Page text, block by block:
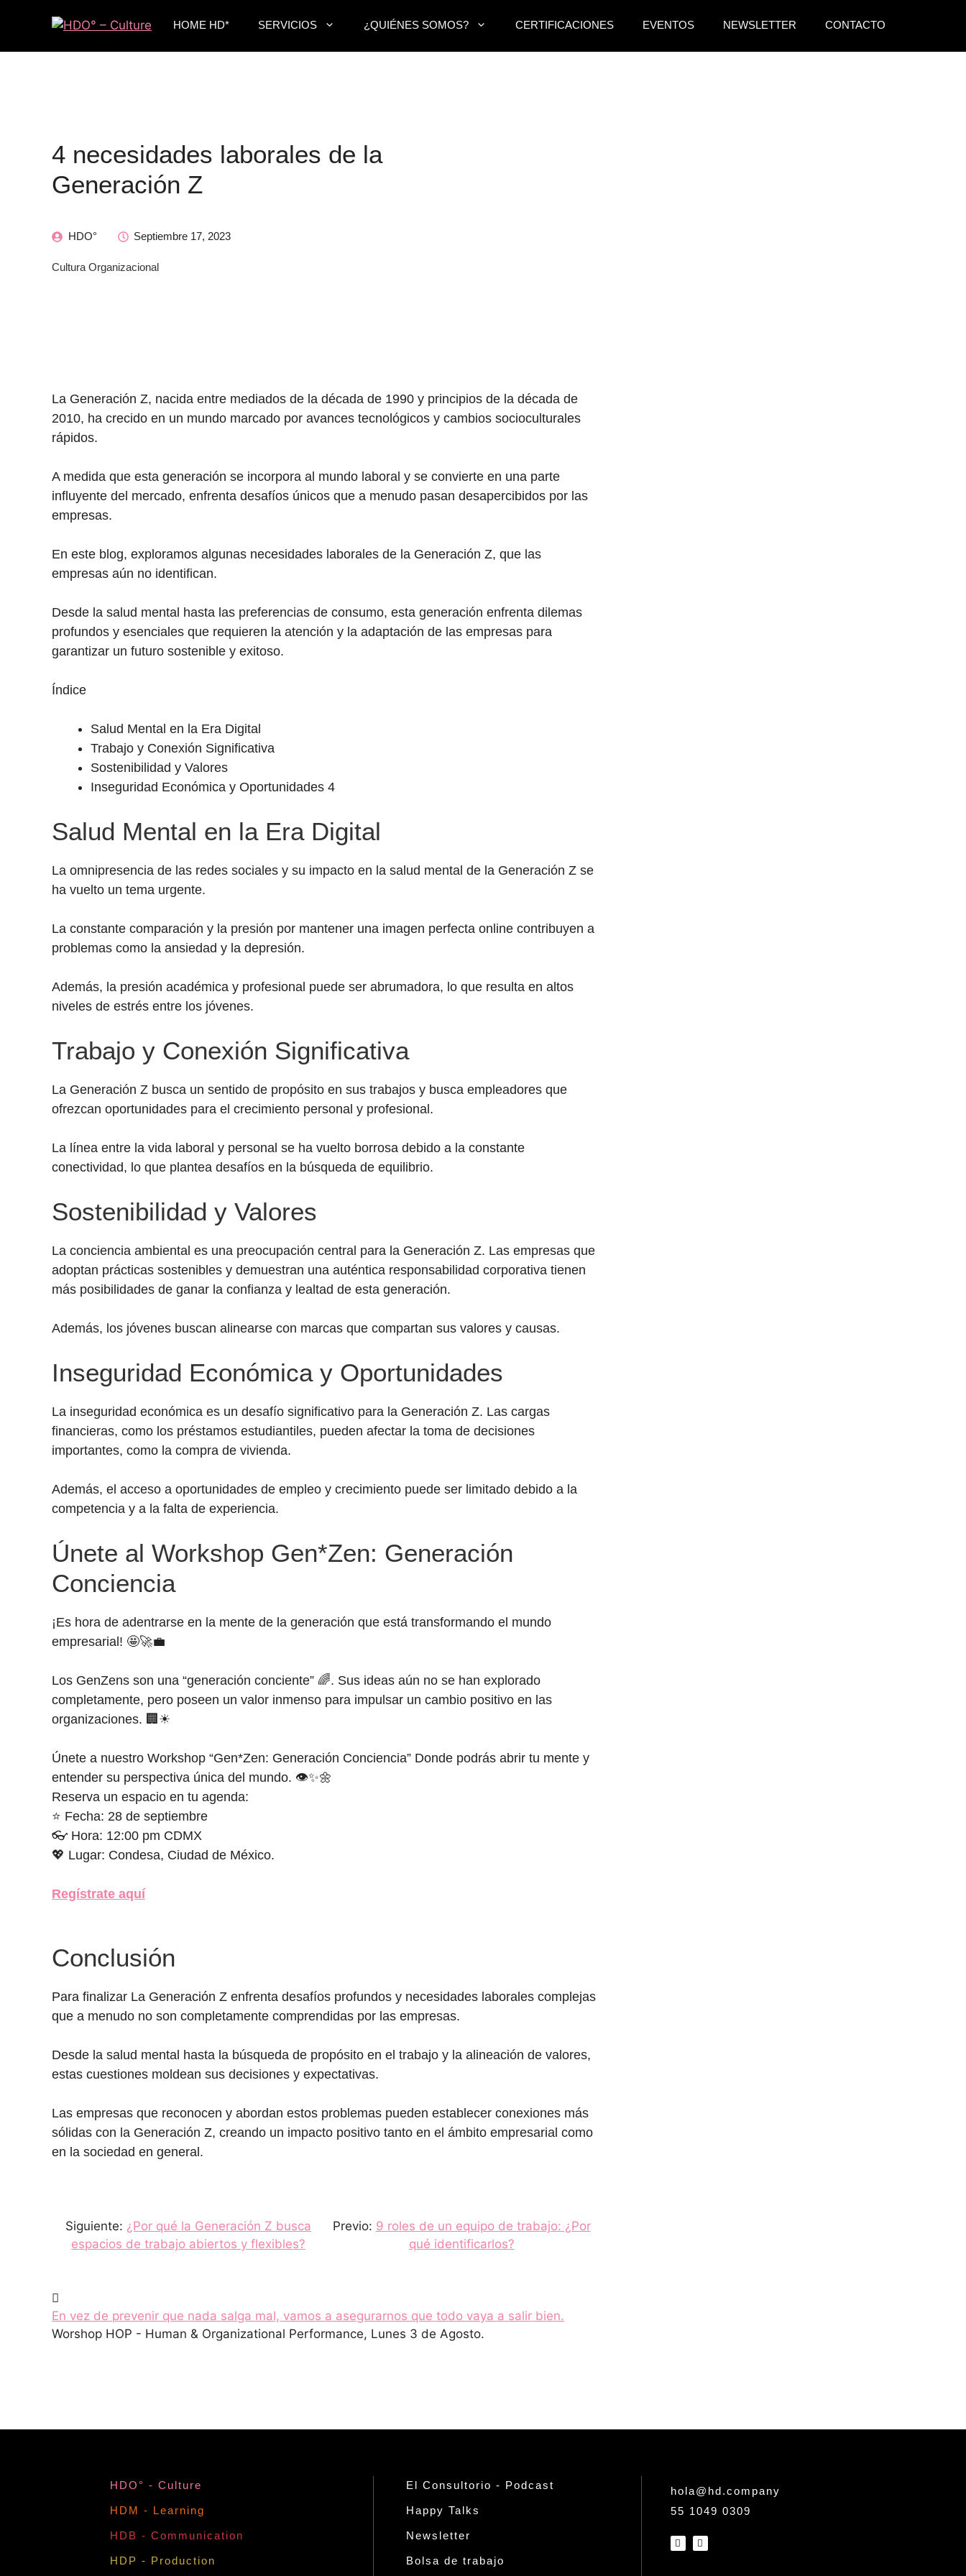
HOME HD* SERVICIOS ¿QUIÉNES SOMOS? CERTIFICACIONES EVENTOS NEWSLETTER CONTACTO
4 necesidades laborales de la
Generación Z
HDO° Septiembre 17, 2023
Cultura Organizacional
La Generación Z, nacida entre mediados de la década de 1990 y principios de la década de
2010, ha crecido en un mundo marcado por avances tecnológicos y cambios socioculturales
rápidos.
A medida que esta generación se incorpora al mundo laboral y se convierte en una parte
influyente del mercado, enfrenta desafíos únicos que a menudo pasan desapercibidos por las
empresas.
En este blog, exploramos algunas necesidades laborales de la Generación Z, que las
empresas aún no identifican.
Desde la salud mental hasta las preferencias de consumo, esta generación enfrenta dilemas
profundos y esenciales que requieren la atención y la adaptación de las empresas para
garantizar un futuro sostenible y exitoso.
Índice
Salud Mental en la Era Digital
Trabajo y Conexión Significativa
Sostenibilidad y Valores
Inseguridad Económica y Oportunidades 4
Salud Mental en la Era Digital
La omnipresencia de las redes sociales y su impacto en la salud mental de la Generación Z se
ha vuelto un tema urgente.
La constante comparación y la presión por mantener una imagen perfecta online contribuyen a
problemas como la ansiedad y la depresión.
Además, la presión académica y profesional puede ser abrumadora, lo que resulta en altos
niveles de estrés entre los jóvenes.
Trabajo y Conexión Significativa
La Generación Z busca un sentido de propósito en sus trabajos y busca empleadores que
ofrezcan oportunidades para el crecimiento personal y profesional.
La línea entre la vida laboral y personal se ha vuelto borrosa debido a la constante
conectividad, lo que plantea desafíos en la búsqueda de equilibrio.
Sostenibilidad y Valores
La conciencia ambiental es una preocupación central para la Generación Z. Las empresas que
adoptan prácticas sostenibles y demuestran una auténtica responsabilidad corporativa tienen
más posibilidades de ganar la confianza y lealtad de esta generación.
Además, los jóvenes buscan alinearse con marcas que compartan sus valores y causas.
Inseguridad Económica y Oportunidades
La inseguridad económica es un desafío significativo para la Generación Z. Las cargas
financieras, como los préstamos estudiantiles, pueden afectar la toma de decisiones
importantes, como la compra de vivienda.
Además, el acceso a oportunidades de empleo y crecimiento puede ser limitado debido a la
competencia y a la falta de experiencia.
Únete al Workshop Gen*Zen: Generación
Conciencia
¡Es hora de adentrarse en la mente de la generación que está transformando el mundo
empresarial! 🤩🚀💼
Los GenZens son una “generación conciente” 🌈. Sus ideas aún no se han explorado
completamente, pero poseen un valor inmenso para impulsar un cambio positivo en las
organizaciones. 🏢☀
Únete a nuestro Workshop “Gen*Zen: Generación Conciencia” Donde podrás abrir tu mente y
entender su perspectiva única del mundo. 👁✨🌼
Reserva un espacio en tu agenda:
⭐ Fecha: 28 de septiembre
👓 Hora: 12:00 pm CDMX
💖 Lugar: Condesa, Ciudad de México.
Regístrate aquí
Conclusión
Para finalizar La Generación Z enfrenta desafíos profundos y necesidades laborales complejas
que a menudo no son completamente comprendidas por las empresas.
Desde la salud mental hasta la búsqueda de propósito en el trabajo y la alineación de valores,
estas cuestiones moldean sus decisiones y expectativas.
Las empresas que reconocen y abordan estos problemas pueden establecer conexiones más
sólidas con la Generación Z, creando un impacto positivo tanto en el ámbito empresarial como
en la sociedad en general.
Siguiente: ¿Por qué la Generación Z busca
espacios de trabajo abiertos y flexibles?
Previo: 9 roles de un equipo de trabajo: ¿Por
qué identificarlos?
En vez de prevenir que nada salga mal, vamos a asegurarnos que todo vaya a salir bien.
Worshop HOP - Human & Organizational Performance, Lunes 3 de Agosto.
HDO° - Culture
HDM - Learning
HDB - Communication
HDP - Production
El Consultorio - Podcast
Happy Talks
Newsletter
Bolsa de trabajo
hola@hd.company
55 1049 0309